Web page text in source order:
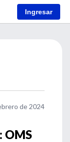
Ingresar
de 2024
OMS